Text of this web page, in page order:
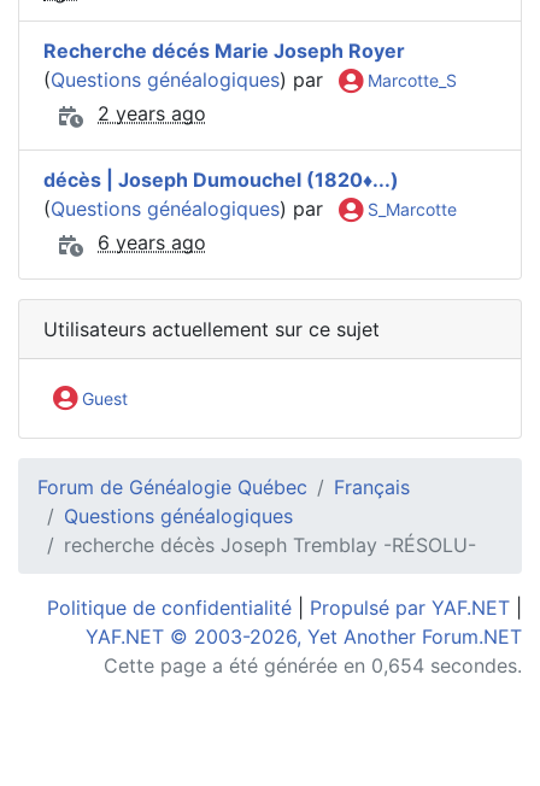
Recherche décés Marie Joseph Royer
(Questions généalogiques) par Marcotte_S
2 years ago
décès | Joseph Dumouchel (1820♦️...)
(Questions généalogiques) par S_Marcotte
6 years ago
Utilisateurs actuellement sur ce sujet
Guest
Forum de Généalogie Québec
Français
Questions généalogiques
recherche décès Joseph Tremblay -RÉSOLU-
Politique de confidentialité Propulsé par YAF.NET
YAF.NET © 2003-2026, Yet Another Forum.NET
Cette page a été générée en 0,654 secondes.